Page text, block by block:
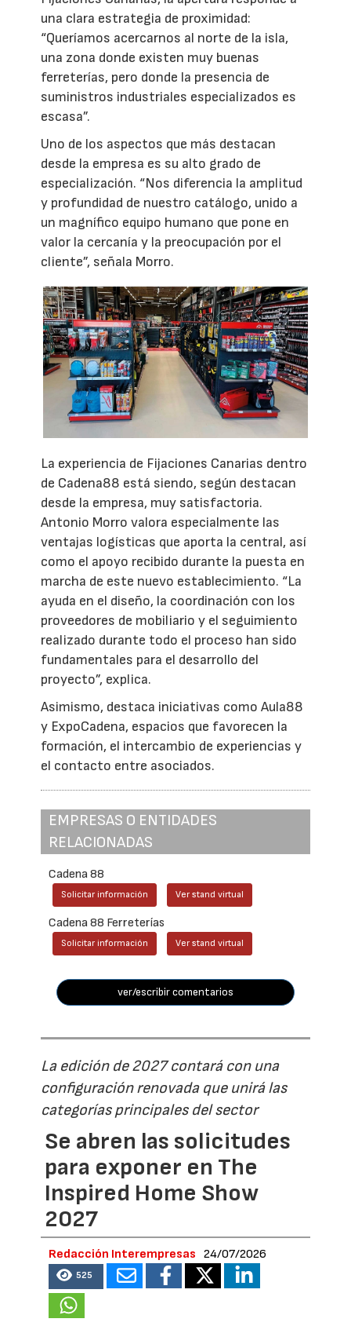
una clara estrategia de proximidad:
“Queríamos acercarnos al norte de la isla,
una zona donde existen muy buenas
ferreterías, pero donde la presencia de
suministros industriales especializados es
escasa”.
Uno de los aspectos que más destacan
desde la empresa es su alto grado de
especialización. “Nos diferencia la amplitud
y profundidad de nuestro catálogo, unido a
un magnífico equipo humano que pone en
valor la cercanía y la preocupación por el
cliente”, señala Morro.
La experiencia de Fijaciones Canarias dentro
de Cadena88 está siendo, según destacan
desde la empresa, muy satisfactoria.
Antonio Morro valora especialmente las
ventajas logísticas que aporta la central, así
como el apoyo recibido durante la puesta en
marcha de este nuevo establecimiento. “La
ayuda en el diseño, la coordinación con los
proveedores de mobiliario y el seguimiento
realizado durante todo el proceso han sido
fundamentales para el desarrollo del
proyecto”, explica.
Asimismo, destaca iniciativas como Aula88
y ExpoCadena, espacios que favorecen la
formación, el intercambio de experiencias y
el contacto entre asociados.
EMPRESAS O ENTIDADES
RELACIONADAS
Cadena 88
Solicitar información Ver stand virtual
Cadena 88 Ferreterías
Solicitar información Ver stand virtual
ver/escribir comentarios
La edición de 2027 contará con una
configuración renovada que unirá las
categorías principales del sector
Se abren las solicitudes
para exponer en The
Inspired Home Show
2027
Redacción Interempresas 24/07/2026
525